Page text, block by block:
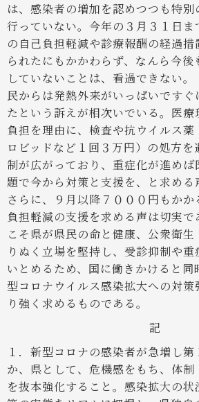
は、感染者の増加を認めつつも特別
行っていない。今年の３月３１日
の自己負担軽減や診療報酬の経過
られたにもかかわらず、なんら今後
していないことは、看過できない。
民からは発熱外来がいっぱいですぐ
たという訴えが相次いでいる。医
負担を理由に、検査や抗ウイルス薬
ロビッドなど１回３万円）の処方
制が広がっており、重症化が進め
題で今から対策と支援を、と求める
さらに、９月以降７０００円もかか
負担軽減の支援を求める声は切実で
こそ県が県民の命と健康、公衆衛
りぬく立場を堅持し、受診抑制や重
いとめるため、国に働きかけると同
型コロナウイルス感染拡大への対
り強く求めるものである。
記
１．新型コロナの感染者が急増し
か、県として、危機感をもち、体制
を抜本強化すること。感染拡大の